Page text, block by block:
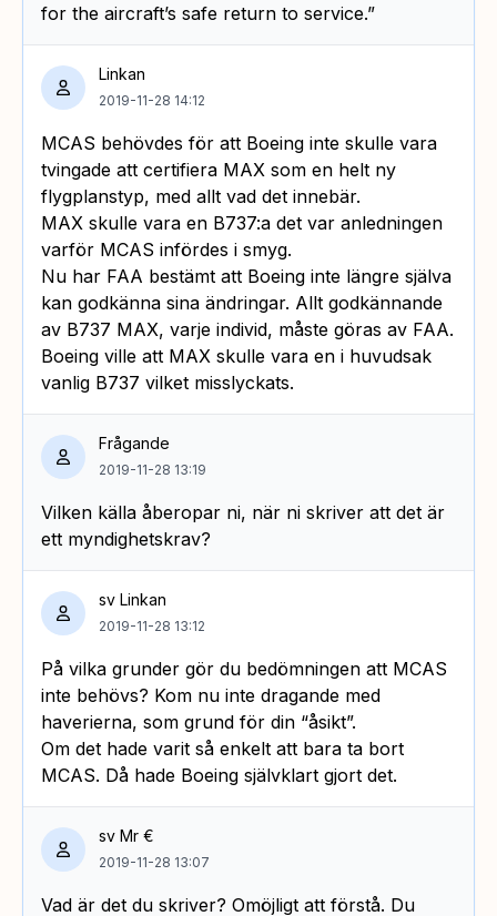
for the aircraft’s safe return to service.”
Linkan
2019-11-28 14:12
MCAS behövdes för att Boeing inte skulle vara
tvingade att certifiera MAX som en helt ny
flygplanstyp, med allt vad det innebär.
MAX skulle vara en B737:a det var anledningen
varför MCAS infördes i smyg.
Nu har FAA bestämt att Boeing inte längre själva
kan godkänna sina ändringar. Allt godkännande
av B737 MAX, varje individ, måste göras av FAA.
Boeing ville att MAX skulle vara en i huvudsak
vanlig B737 vilket misslyckats.
Frågande
2019-11-28 13:19
Vilken källa åberopar ni, när ni skriver att det är
ett myndighetskrav?
sv Linkan
2019-11-28 13:12
På vilka grunder gör du bedömningen att MCAS
inte behövs? Kom nu inte dragande med
haverierna, som grund för din “åsikt”.
Om det hade varit så enkelt att bara ta bort
MCAS. Då hade Boeing självklart gjort det.
sv Mr €
2019-11-28 13:07
Vad är det du skriver? Omöjligt att förstå. Du